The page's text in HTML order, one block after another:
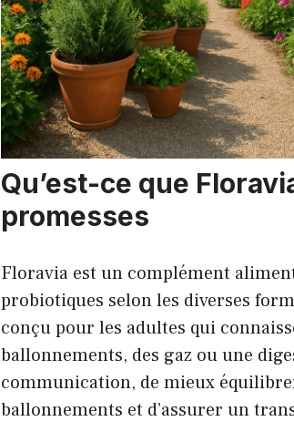
Qu’est-ce que
promesses
Floravia est un complément
probiotiques selon les diverses
conçu pour les adultes qui
ballonnements, des gaz ou une
communication, de mieux
ballonnements et d’assurer un